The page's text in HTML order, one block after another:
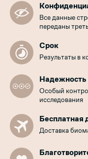
Все данные
переданы
Срок
Результаты в
Надежность
Особый
исследования
Бесплатная
Доставка